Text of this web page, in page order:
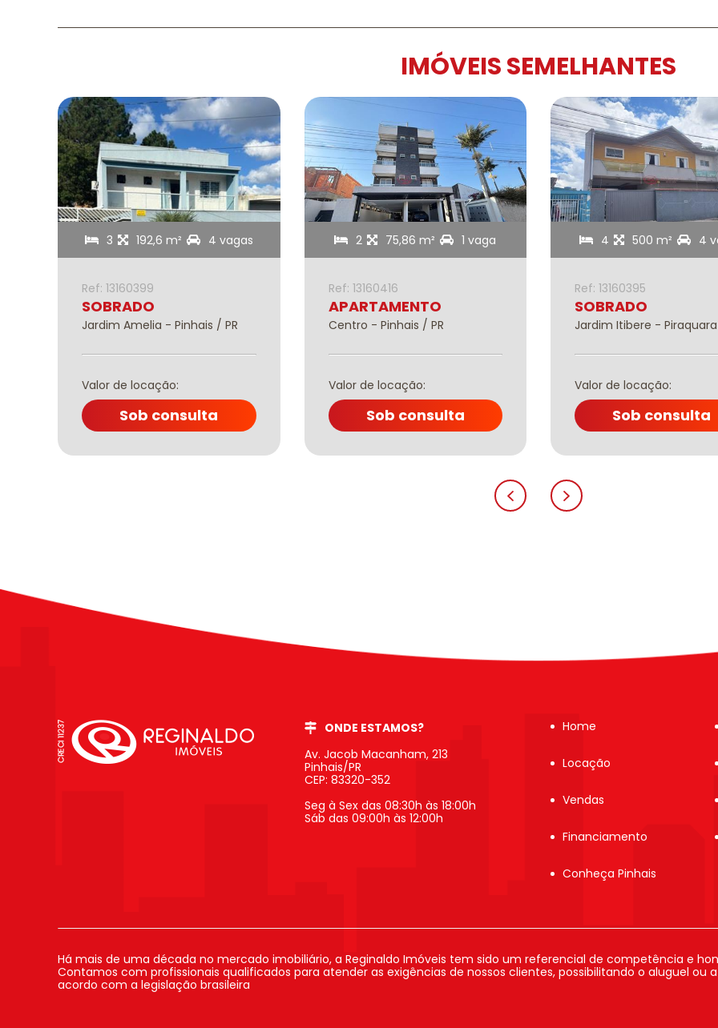
IMÓVEIS SEMELHANTES
3 192,6 m² 4 vagas
Ref: 13160399
SOBRADO
Jardim Amelia - Pinhais / PR
Valor de locação:
Sob consulta
2 75,86 m² 1 vaga
Ref: 13160416
APARTAMENTO
Centro - Pinhais / PR
Valor de locação:
Sob consulta
4 500 m² 4
Ref: 13160395
SOBRADO
Jardim Itibere - Piraquara
Valor de locação:
Sob consulta
ONDE ESTAMOS?
Av. Jacob Macanham, 213
Pinhais/PR
CEP: 83320-352
Seg à Sex das 08:30h às 18:00h
Sáb das 09:00h às 12:00h
Home
Locação
Vendas
Financiamento
Conheça Pinhais
Há mais de uma década no mercado imobiliário, a Reginaldo Imóveis tem sido um referencial de competência e
Contamos com profissionais qualificados para atender as exigências de nossos clientes, possibilitando o aluguel ou
acordo com a legislação brasileira